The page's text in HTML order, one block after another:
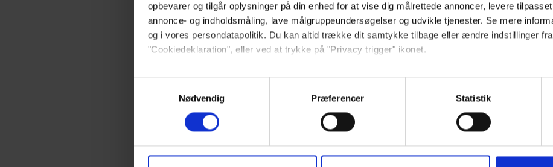
opbevarer og tilgår oplysninger på din enhed for at vise dig målrettede annoncer, levere
annonce- og indholdsmåling, lave målgruppeundersøgelser og udvikle tjenester. Se mere
og i vores persondatapolitik. Du kan altid trække dit samtykke tilbage eller ændre indstillinger
"Cookiedeklaration", eller ved at trykke på "Privacy trigger" ikonet.
Dine valg anvendes på hele websitet.
Vi ønsker dit samtykke til at indsamle og bruge data for at kunne levere og finansiere relevant
Nødvendig
Præferencer Statistik
stakkevis, skal du måske tænke dig om en ekstra gang, før du
buffeten.
Der er trods alt andre måder maskulinitet kan udtrykkes, end at